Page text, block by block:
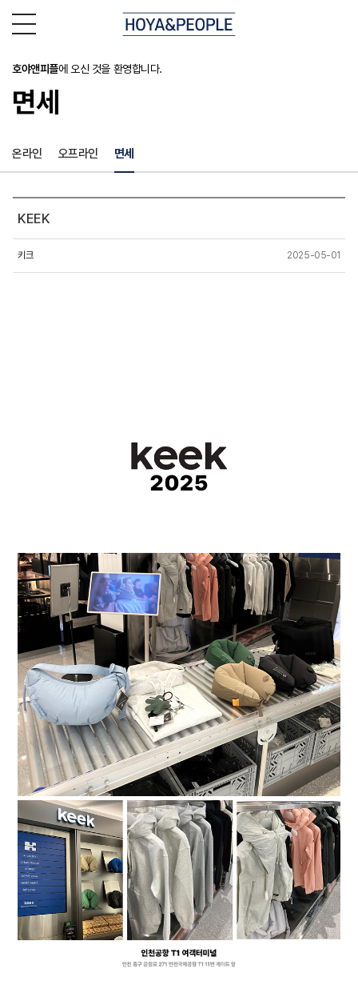
호야앤피플에 오신 것을 환영합니다.
면세
온라인 오프라인 면세
KEEK
키크 2025-05-01